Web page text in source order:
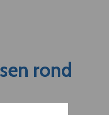
rond